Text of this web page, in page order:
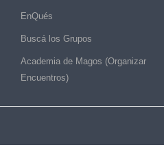
EnQués
Buscá los Grupos
Academia de Magos (Organizar
Encuentros)